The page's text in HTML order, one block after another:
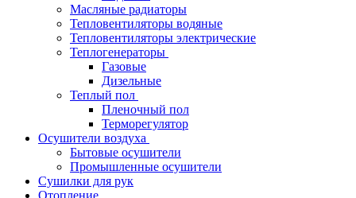
Масляные радиаторы
Тепловентиляторы водяные
Тепловентиляторы электрические
Теплогенераторы
Газовые
Дизельные
Теплый пол
Пленочный пол
Терморегулятор
Осушители воздуха
Бытовые осушители
Промышленные осушители
Сушилки для рук
Отопление